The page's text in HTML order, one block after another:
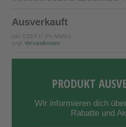
Ausverkauft
inkl. 0,33 € (7.0% MwSt.)
zzgl. Versandkosten
PRODUKT
Wir informieren dich
Rabatte und